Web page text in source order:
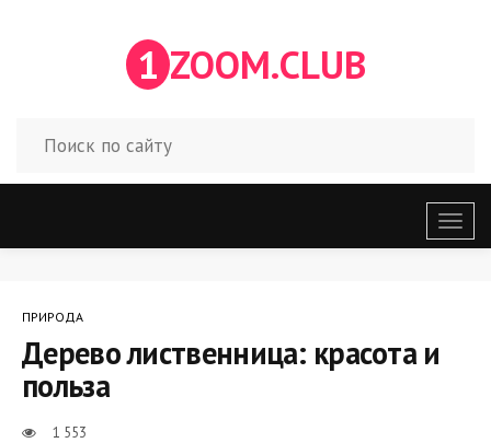
1 ZOOM.CLUB
меню
ПРИРОДА
Дерево лиственница: красота и
польза
1 553